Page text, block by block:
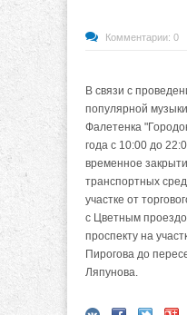
Комментарии: 0
В связи с
популярной
Фалетенка
года с 10:00 до
временное
транспортных
участке от
с Цветным
проспекту на
Пирогова до
Ляпунова.